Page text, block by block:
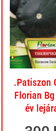
.Patiszon
Florian
év